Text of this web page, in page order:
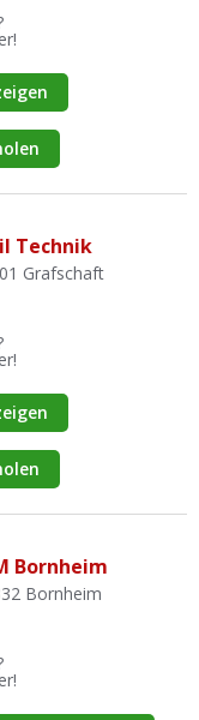
Technik
Grafschaft
Bornheim
Bornheim